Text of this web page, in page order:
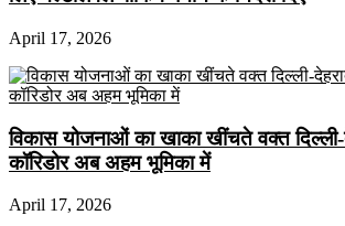
April 17, 2026
विकास योजनाओं का खाका खींचते वक्त दिल्ली-
कॉरिडोर अब अहम भूमिका में
April 17, 2026